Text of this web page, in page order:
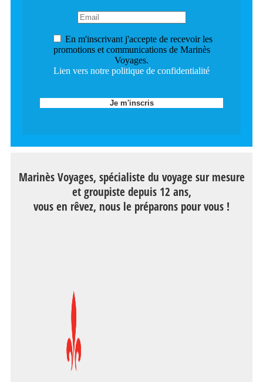
En m'inscrivant j'accepte de recevoir les
promotions et communications de Marinès
Voyages.
Lien vers notre politique de confidentialité
Marinès Voyages, spécialiste du voyage sur mesure
et groupiste depuis 12 ans,
vous en rêvez, nous le préparons pour vous !